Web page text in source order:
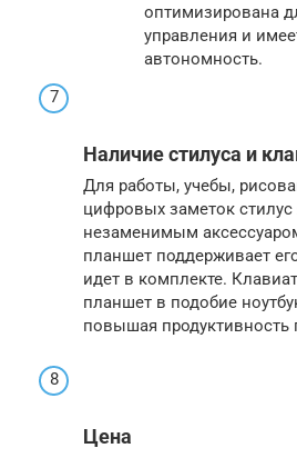
оптимизирована
управления и
автономность.
Наличие стилуса и
Для работы, учебы,
цифровых заметок стилус
незаменимым
планшет поддерживает
идет в комплекте.
планшет в подобие
повышая продуктивность
Цена